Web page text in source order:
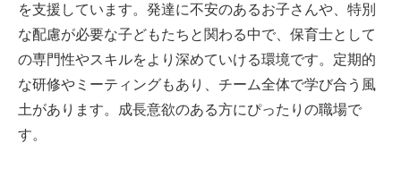
を支援しています。発達に不安のあるお子さんや、特別
な配慮が必要な子どもたちと関わる中で、保育士として
の専門性やスキルをより深めていける環境です。定期的
な研修やミーティングもあり、チーム全体で学び合う風
土があります。成長意欲のある方にぴったりの職場で
す。